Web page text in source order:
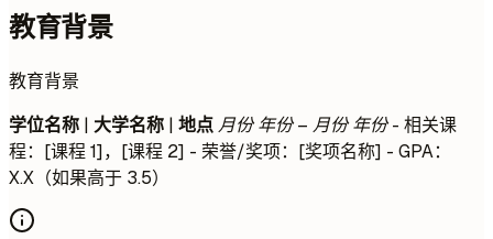
教育背景
教育背景
学位名称 | 大学名称 | 地点 月份 年份 – 月份 年份- 相关课
程：[课程 1]，[课程 2] - 荣誉/奖项：[奖项名称] - GPA：
X.X（如果高于 3.5）